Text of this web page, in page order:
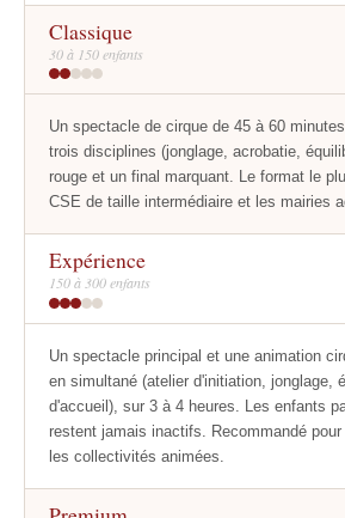
Classique
30 à 150 enfants
Un spectacle de cirque de 45 à 60
trois disciplines (jonglage, acrobatie,
rouge et un final marquant. Le format le
CSE de taille intermédiaire et les mairies
Expérience
150 à 300 enfants
Un spectacle principal et une animation
en simultané (atelier d'initiation, jonglage,
d'accueil), sur 3 à 4 heures. Les enfants
restent jamais inactifs. Recommandé
les collectivités animées.